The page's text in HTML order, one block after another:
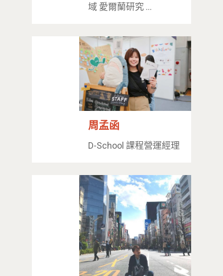
域 愛爾蘭研究 …
周孟函
D-School 課程營運經理